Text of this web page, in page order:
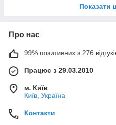
Показати
Про нас
99% позитивних з 276
Працює з 29.03.2010
м. Київ
Київ, Україна
Контакти